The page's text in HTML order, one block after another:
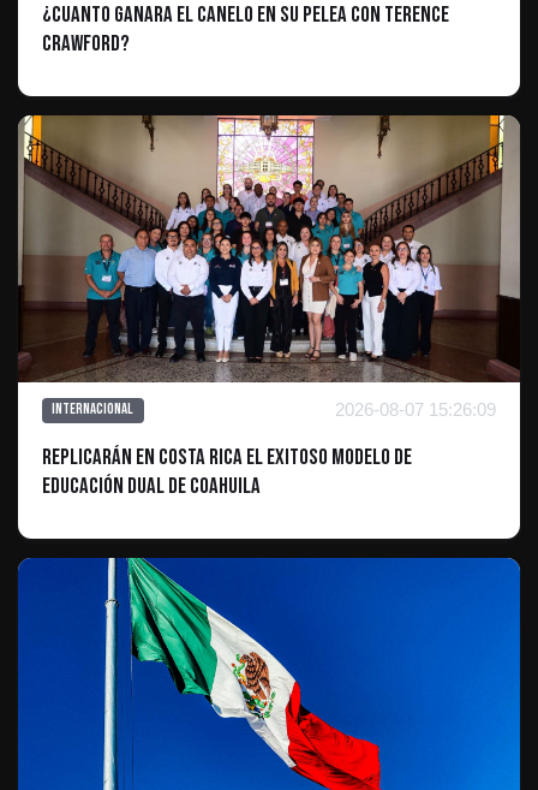
¿CUANTO GANARA EL CANELO EN SU PELEA CON tERENCE
cRAWFORD?
Internacional 2026-08-07 15:26:09
Replicarán en Costa Rica el exitoso modelo de
Educación Dual de Coahuila